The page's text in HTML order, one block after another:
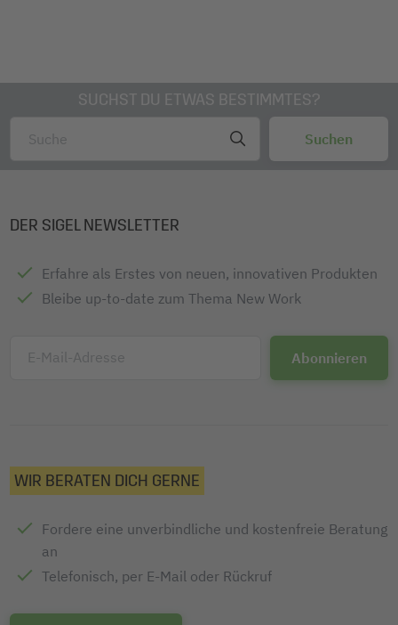
SUCHST DU ETWAS BESTIMMTES?
DER SIGEL NEWSLETTER
Erfahre als Erstes von neuen, innovativen Produkten
Bleibe up-to-date zum Thema New Work
E-Mail-Adresse
WIR BERATEN DICH GERNE
Fordere eine unverbindliche und kostenfreie Beratung
an
Telefonisch, per E-Mail oder Rückruf